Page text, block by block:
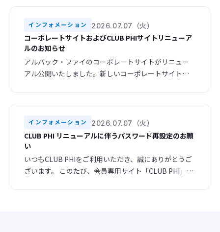
インフォメーション 2026.07.07（火）
コーポレートサイトおよびCLUB PHIサイトリニューア
ルのお知らせ
アルバック・ファイのコーポレートサイトがリニュー
アル公開いたしました。新しいコーポレートサイトで
た、ナビゲーション構成を見直し、目的の情報へスム
ーズにアクセスできるよう改善いたしました。さら
に、デザインも一新し、お客様のニーズに合わせた情
報をより分かりやす
インフォメーション 2026.07.07（火）
CLUB PHI リニューアルに伴うパスワード再設定のお願
い
いつもCLUB PHIをご利用いただき、誠にありがとうご
ざいます。 このたび、会員専用サイト「CLUB PHI」を